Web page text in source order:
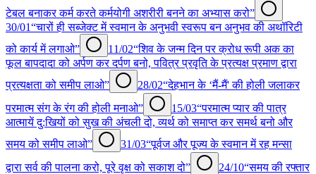
टेबल बनाकर कर्म करते कर्मयोगी अशरीरी बनने का अभ्यास करो”
30/01“चारों ही सब्जेक्ट में स्वमान के अनुभवी स्वरूप बन अनुभव की अथॉरिटी
को कार्य में लगाओ”
11/02“शिव के जन्म दिन पर क्रोध रूपी अक का
फूल बापदादा को अर्पण कर दर्पण बनो, पवित्र प्रवृति के प्रत्यक्ष प्रमाण द्वारा
प्रत्यक्षता को समीप लाओ”
28/02“देहभान के ‘मैं-मैं' की होली जलाकर
परमात्म संग के रंग की होली मनाओ”
15/03“परमात्म प्यार की पात्र
आत्मायें दु:खियों को सुख की अंचली दो, व्यर्थ को समाप्त कर समर्थ बनो और
समय को समीप लाओ”
31/03“पूर्वज और पूज्य के स्वमान में रह मन्सा
द्वारा सर्व की पालना करो, पूरे वृक्ष को सकाश दो”
24/10“समय की रफ्तार